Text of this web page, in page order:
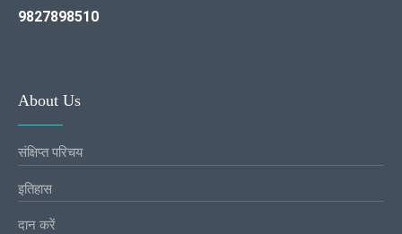
9827898510
About Us
संक्षिप्त परिचय
इतिहास
दान करें